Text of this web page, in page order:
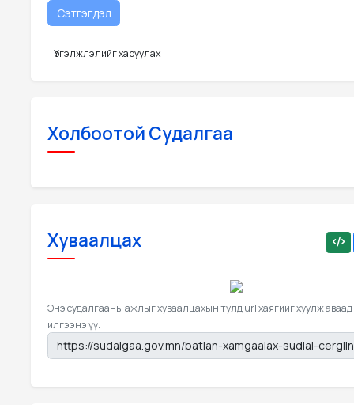
Үргэлжлэлийг харуулах
Холбоотой Судалгаа
Хуваалцах
Энэ судалгааны ажлыг хуваалцахын тулд url хаягийг хуулж аваад
илгээнэ үү.